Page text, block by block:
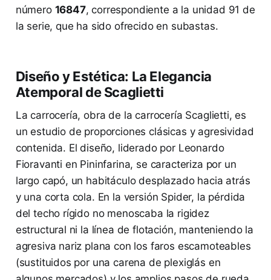
número 16847, correspondiente a la unidad 91 de
la serie, que ha sido ofrecido en subastas.
Diseño y Estética: La Elegancia
Atemporal de Scaglietti
La carrocería, obra de la carrocería Scaglietti, es
un estudio de proporciones clásicas y agresividad
contenida. El diseño, liderado por Leonardo
Fioravanti en Pininfarina, se caracteriza por un
largo capó, un habitáculo desplazado hacia atrás
y una corta cola. En la versión Spider, la pérdida
del techo rígido no menoscaba la rigidez
estructural ni la línea de flotación, manteniendo la
agresiva nariz plana con los faros escamoteables
(sustituidos por una carena de plexiglás en